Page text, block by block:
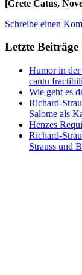
[Grete Catus,
Schreibe einen
Letzte Beiträge
Humor in
cantu
Wie geht es
Richard-
Salome als
Henzes
Richard-
Strauss und